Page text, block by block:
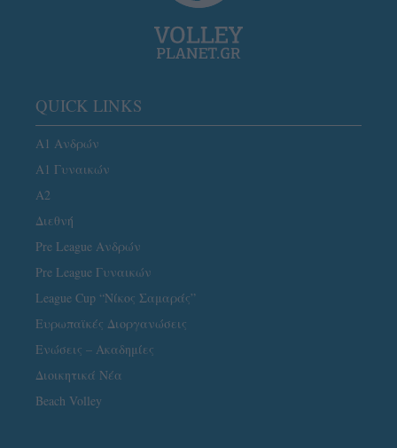
QUICK LINKS
Α1 Ανδρών
Α1 Γυναικών
A2
Διεθνή
Pre League Ανδρών
Pre League Γυναικών
League Cup “Νίκος Σαμαράς”
Ευρωπαϊκές Διοργανώσεις
Ενώσεις – Ακαδημίες
Διοικητικά Νέα
Beach Volley